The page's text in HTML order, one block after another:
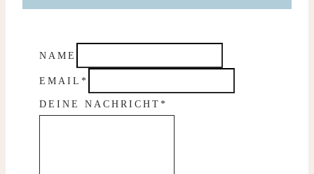
NAME
EMAIL *
DEINE NACHRICHT *